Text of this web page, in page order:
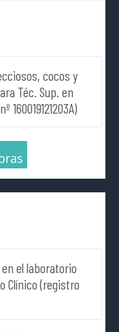
cocos y
Téc. Sup. en
el laboratorio
Clínico (registro